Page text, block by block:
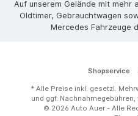
Auf unserem Gelände mit mehr
Oldtimer, Gebrauchtwagen
Mercedes Fahrzeuge
Shopservice
* Alle Preise inkl. gesetzl.
und ggf.
© 2026 Auto Auer - Alle